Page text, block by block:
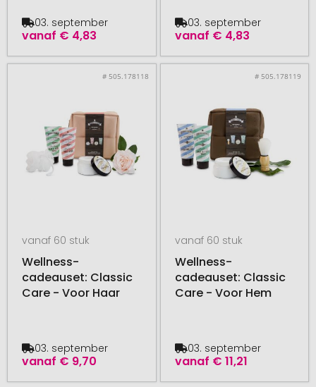
vanaf € 4,83
03. september
vanaf € 4,83
03. september
# 505.178118
vanaf 60 stuk
Wellness-
cadeauset: Classic
Care - Voor Haar
vanaf € 9,70
03. september
# 505.178119
vanaf 60 stuk
Wellness-
cadeauset: Classic
Care - Voor Hem
vanaf € 11,21
03. september